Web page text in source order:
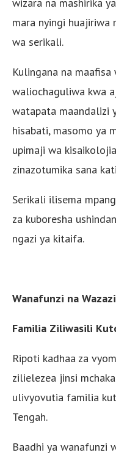
mara nyingi huajiriwa
wa serikali.
Kulingana na maafisa
waliochaguliwa kwa
watapata maandalizi
hisabati, masomo ya
upimaji wa
zinazotumika sana
Serikali ilisema
za kuboresha
ngazi ya kitaifa.
Wanafunzi na
Familia Ziliwasili
Ripoti kadhaa za
zilielezea jinsi
ulivyovutia familia
Tengah.
Baadhi ya wanafunzi